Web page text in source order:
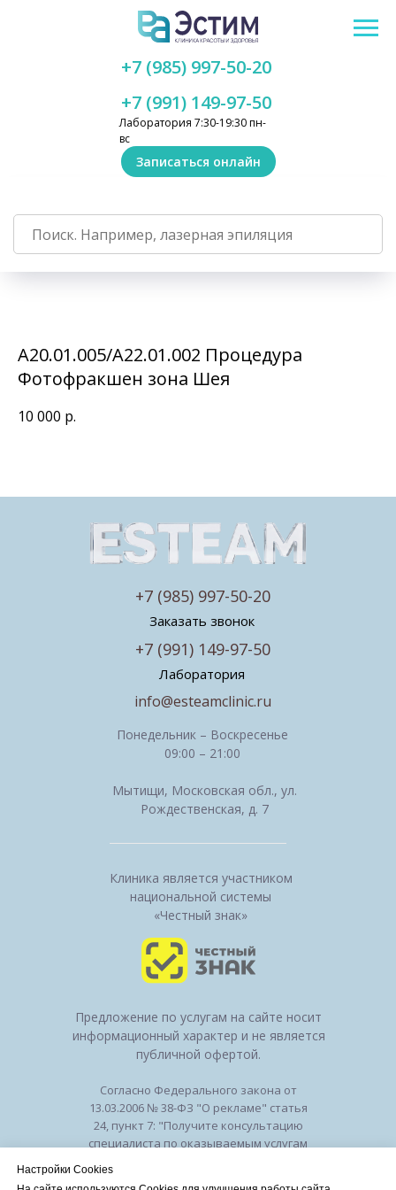
Лаборатория 7:30-19:30 пн-
вс
+7 (991) 149-97-50
+7 (985) 997-50-20
Записаться онлайн
А20.01.005/А22.01.002 Процедура
Фотофракшен зона Шея
10 000 р.
Клиника является участником
национальной системы
«Честный знак»
Понедельник – Воскресенье
09:00 – 21:00
Мытищи, Московская обл., ул.
Рождественская, д. 7
Заказать звонок
Лаборатория
info@esteamclinic.ru
+7 (991) 149-97-50
+7 (985) 997-50-20
Предложение по услугам на сайте носит
информационный характер и не является
публичной офертой.
Согласно Федерального закона от
13.03.2006 № 38-ФЗ "О рекламе" статья
24, пункт 7: "Получите консультацию
специалиста по оказываемым услугам
Настройки Cookies